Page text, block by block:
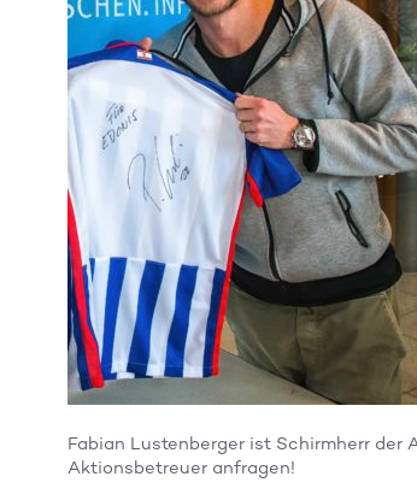
Fabian Lustenberger ist Schirmherr
Aktionsbetreuer anfragen!